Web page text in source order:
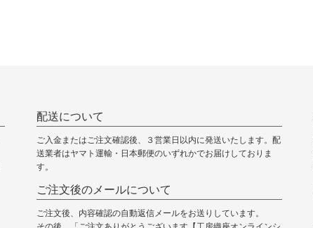
配送について
ご入金またはご注文確認後、３営業日以内に発送いたします。配
送業者はヤマト運輸・日本郵便のいずれかでお届けしておりま
す。
ご注文後のメールについて
ご注文後、内容確認の自動返信メールをお送りしています。